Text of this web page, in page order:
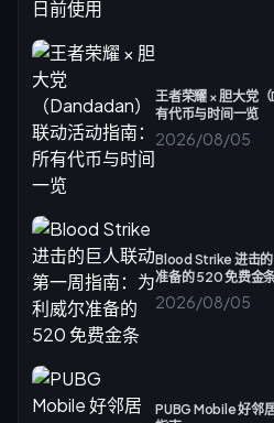
王者荣耀 × 胆大党
有代币与时间一览
2026/08/05
Blood Strike 进击
准备的 520 免费金
2026/08/05
PUBG Mobile 好邻